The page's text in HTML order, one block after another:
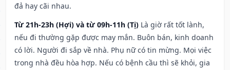
đả hay cãi nhau.
Từ 21h-23h (Hợi) và từ 09h-11h (Tị) Là giờ rất tốt lành,
nếu đi thường gặp được may mắn. Buôn bán, kinh doanh
có lời. Người đi sắp về nhà. Phụ nữ có tin mừng. Mọi việc
trong nhà đều hòa hợp. Nếu có bệnh cầu thì sẽ khỏi, gia